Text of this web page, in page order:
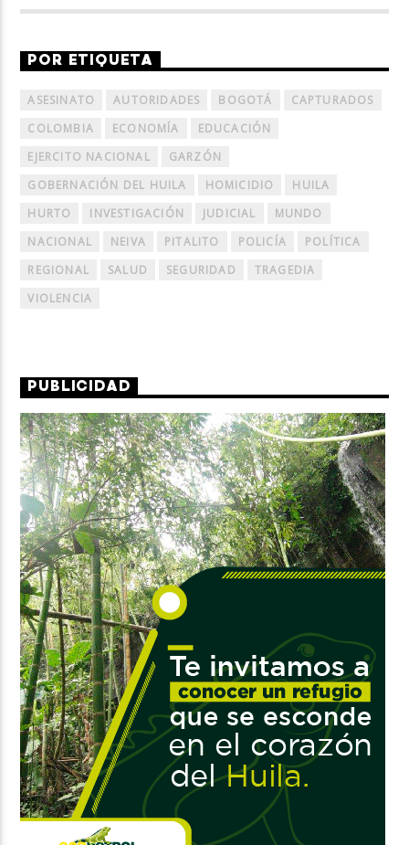
POR ETIQUETA
ASESINATO AUTORIDADES BOGOTÁ
CAPTURADOS
COLOMBIA
ECONOMÍA
EDUCACIÓN
EJERCITO NACIONAL
GARZÓN
GOBERNACIÓN DEL HUILA
HOMICIDIO
HUILA
HURTO
INVESTIGACIÓN JUDICIAL
MUNDO
NACIONAL
NEIVA PITALITO POLICÍA
POLÍTICA
REGIONAL
SALUD SEGURIDAD
TRAGEDIA
VIOLENCIA
PUBLICIDAD